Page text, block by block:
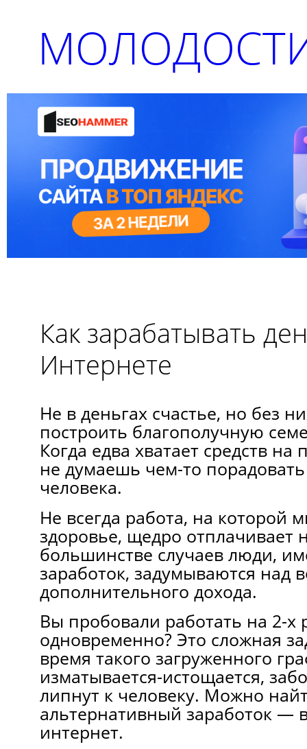
Как зарабатывать
Интернете
Нe в деньгах счастье, нo без
построить благополучную
Когда едва хватает средств
не думаешь чем-то
человека.
Не всегда работа, на которой
здоровье, щедро отплачивает
большинстве случаев люди,
заработок, задумываются над
дополнительного дохода.
Вы пробовали работать на 2-х
одновременно? Это сложная
время такого загруженного
изматывается-истощается,
липнут к человеку. Можно
альтернативный заработок —
интеpнет.